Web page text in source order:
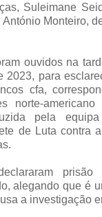
Suleimane
António Monteiro,
ouvidos na
2023, para
cfa,
norte-
pela
de Luta contra
alegando que é
a investigação